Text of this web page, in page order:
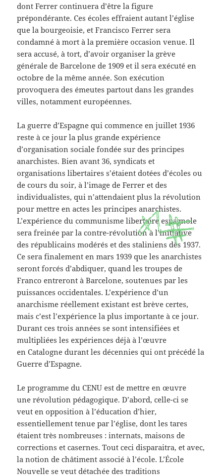
x
dont Ferrer continuera d’être la figure
prépondérante. Ces écoles effraient autant l’église
que la bourgeoisie, et Francisco Ferrer sera
condamné à mort à la première occasion venue. Il
sera accusé, à tort, d’avoir organiser la grève
générale de Barcelone de 1909 et il sera exécuté en
octobre de la même année. Son exécution
provoquera des émeutes partout dans les grandes
villes, notamment européennes.
La guerre d’Espagne qui commence en juillet 1936
reste à ce jour la plus grande expérience
d’organisation sociale fondée sur des principes
anarchistes. Bien avant 36, syndicats et
organisations libertaires s’étaient dotées d’écoles ou
de cours du soir, à l’image de Ferrer et des
individualistes, qui n’attendaient plus la révolution
pour mettre en actes les principes anarchistes.
L’expérience du communisme libertaire espagnole
sera freinée par la contre-révolution à l’initiative
des républicains modérés et des staliniens dès 1937.
Ce sera finalement en mars 1939 que les anarchistes
seront forcés d’abdiquer, quand les troupes de
Franco entreront à Barcelone, soutenues par les
puissances occidentales. L’expérience d’un
anarchisme réellement existant est brève certes,
mais c’est l’expérience la plus importante à ce jour.
Durant ces trois années se sont intensifiées et
multipliées les expériences déjà à l’œuvre
en Catalogne durant les décennies qui ont précédé la
Guerre d’Espagne.
Le programme du CENU est de mettre en œuvre
une révolution pédagogique. D’abord, celle-ci se
veut en opposition à l’éducation d’hier,
essentiellement tenue par l’église, dont les tares
étaient très nombreuses : internats, maisons de
corrections et casernes. Tout ceci disparaitra, et avec,
la notion de châtiment associé à l’école. L’École
Nouvelle se veut détachée des traditions